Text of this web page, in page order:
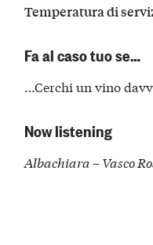
Temperatura di
Fa al caso tuo se…
…Cerchi un vino
Now listening
Albachiara – Vasco